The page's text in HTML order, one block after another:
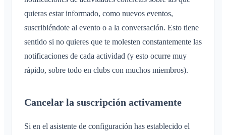
quieras estar informado, como nuevos eventos,
suscribiéndote al evento o a la conversación. Esto tiene
sentido si no quieres que te molesten constantemente las
notificaciones de cada actividad (y esto ocurre muy
rápido, sobre todo en clubs con muchos miembros).
Cancelar la suscripción activamente
Si en el asistente de configuración has establecido el